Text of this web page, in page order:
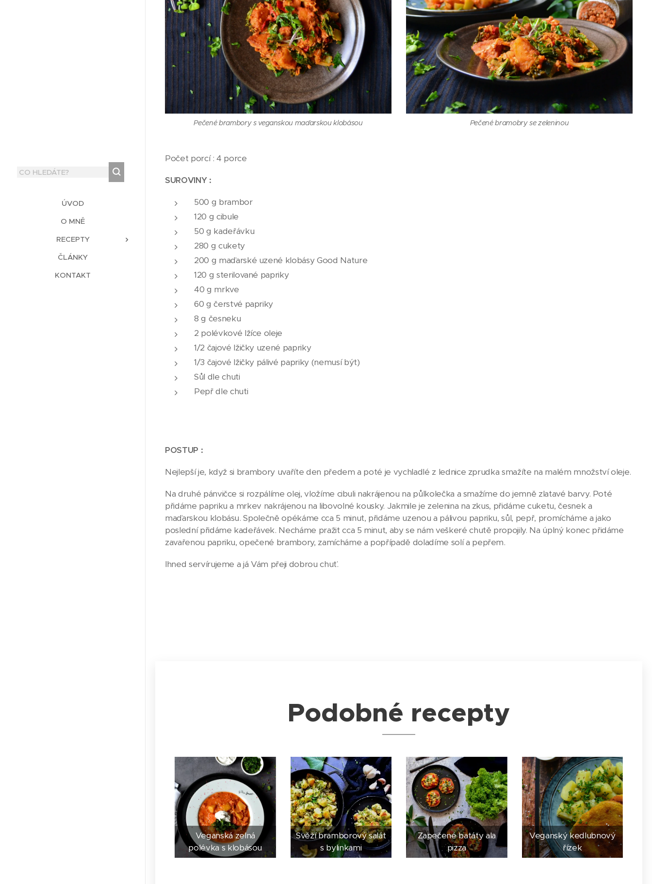
ÚVOD
O MNĚ
RECEPTY
ČLÁNKY
KONTAKT
Pečené brambory s veganskou maďarskou klobásou Pečené bramobry se zeleninou
Počet porcí : 4 porce
SUROVINY :
500 g brambor
120 g cibule
50 g kadeřávku
280 g cukety
200 g maďarské uzené klobásy Good Nature
120 g sterilované papriky
40 g mrkve
60 g čerstvé papriky
8 g česneku
2 polévkové lžíce oleje
1/2 čajové lžičky uzené papriky
1/3 čajové lžičky pálivé papriky (nemusí být)
Sůl dle chuti
Pepř dle chuti
POSTUP :
Nejlepší je, když si brambory uvaříte den předem a poté je vychladlé z lednice zprudka smažíte na malém množství oleje.
Na druhé pánvičce si rozpálíme olej, vložíme cibuli nakrájenou na půlkolečka a smažíme do jemně zlatavé barvy. Poté
přidáme papriku a mrkev nakrájenou na libovolné kousky. Jakmile je zelenina na zkus, přidáme cuketu, česnek a
maďarskou klobásu. Společně opékáme cca 5 minut, přidáme uzenou a pálivou papriku, sůl, pepř, promícháme a jako
poslední přidáme kadeřávek. Necháme pražit cca 5 minut, aby se nám veškeré chutě propojily. Na úplný konec přidáme
zavařenou papriku, opečené brambory, zamícháme a popřípadě doladíme solí a pepřem.
Ihned servírujeme a já Vám přeji dobrou chuť.
Podobné recepty
Veganská zelná
polévka s klobásou
Svěží bramborový salát
s bylinkami
Zapečené batáty ala
pizza
Veganský kedlubnový
řízek